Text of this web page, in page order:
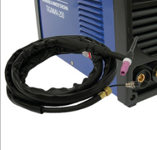
INSTALACYJNE,
PALNIKI
PNEUMATYCZNE
AKCESORIA
KOMPRESORY